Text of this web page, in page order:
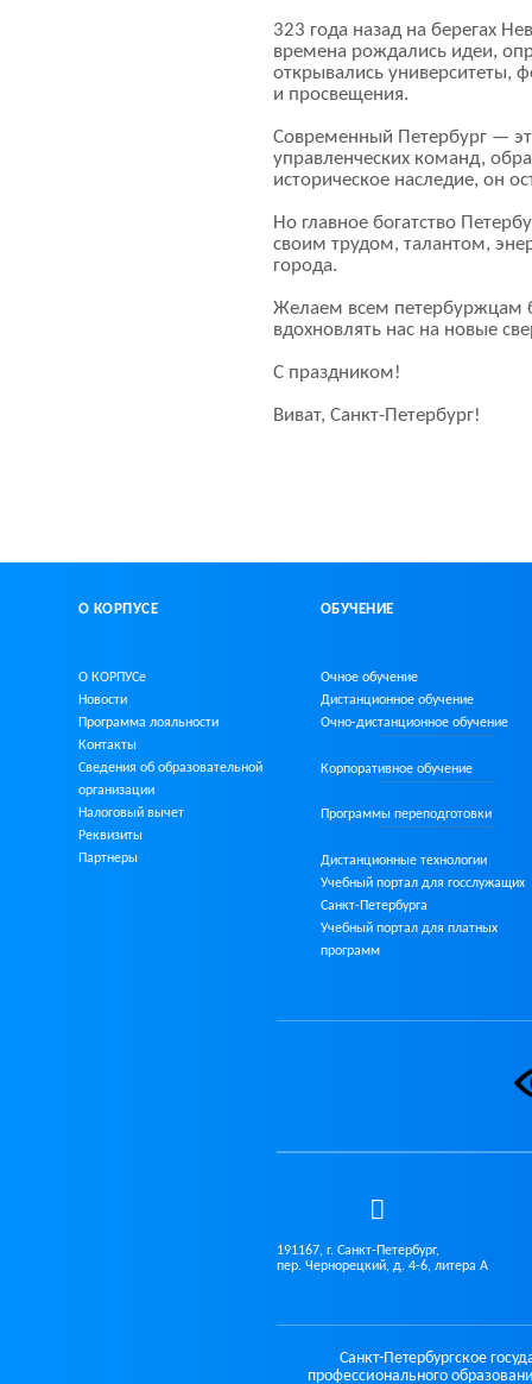
323 года назад на берегах
времена рождались идеи,
открывались университеты,
и просвещения.
Современный Петербург —
управленческих команд,
историческое наследие, он
Но главное богатство
своим трудом, талантом,
города.
Желаем всем петербуржцам
вдохновлять нас на новые
С праздником!
Виват, Санкт-Петербург!
О КОРПУСЕ
О КОРПУСе
Новости
Программа лояльности
Контакты
Сведения об образовательной
организации
Налоговый вычет
Реквизиты
Партнеры
ОБУЧЕНИЕ
Очное обучение
Дистанционное обучение
Очно-дистанционноеобучение
Корпоративное обучение
Программы переподготовки
Дистанционные технологии
Учебный портал для госслужащих
Санкт-Петербурга
Учебный портал для платных
программ
191167, г. Санкт-Петербург,
пер. Чернорецкий, д. 4-6, литера А
Санкт-Петербургское
профессионального